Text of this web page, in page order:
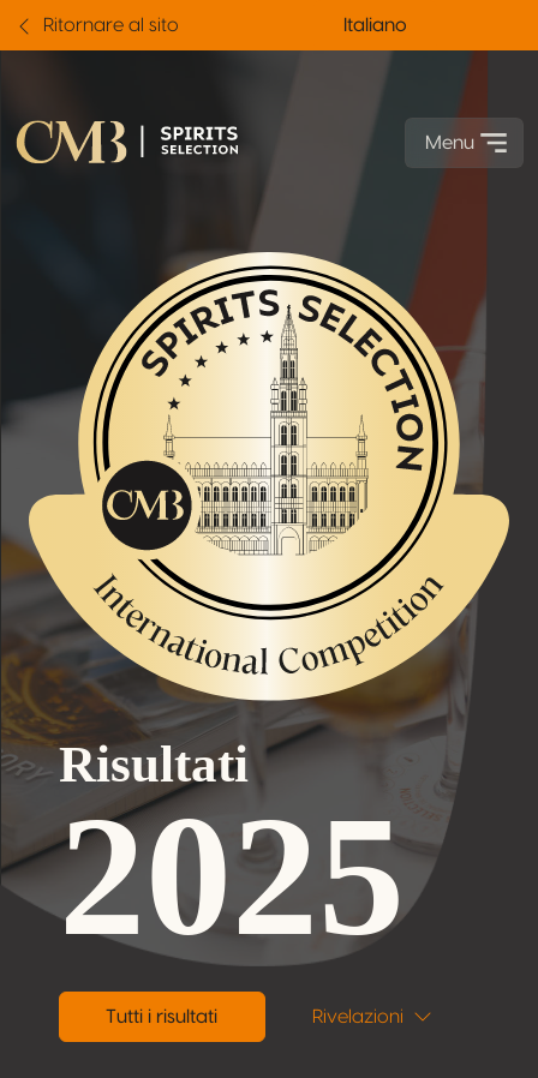
Ritornare al sito Italiano
Menu
Risultati
2025
Tutti i risultati Rivelazioni